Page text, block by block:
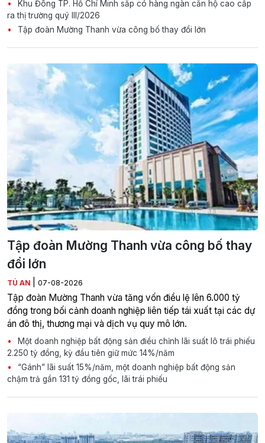
Khu Đông TP. Hồ Chí Minh sắp có hàng ngàn căn hộ cao cấp
ra thị trường quý III/2026
Tập đoàn Mường Thanh vừa công bố thay đổi lớn
Tập đoàn Mường Thanh vừa công bố thay
đổi lớn
TÚ AN 07-08-2026
Tập đoàn Mường Thanh vừa tăng vốn điều lệ lên 6.000 tỷ
đồng trong bối cảnh doanh nghiệp liên tiếp tái xuất tại các dự
án đô thị, thương mại và dịch vụ quy mô lớn.
Một doanh nghiệp bất động sản điều chỉnh lãi suất lô trái phiếu
2.250 tỷ đồng, kỳ đầu tiên giữ mức 14%/năm
“Gánh” lãi suất 15%/năm, một doanh nghiệp bất động sản
chậm trả gần 131 tỷ đồng gốc, lãi trái phiếu